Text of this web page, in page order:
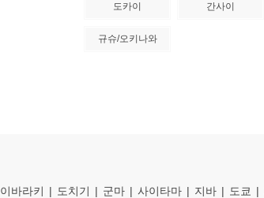
도카이 간사이
규슈/오키나와
이바라키 도치기 군마 사이타마 지바 도쿄